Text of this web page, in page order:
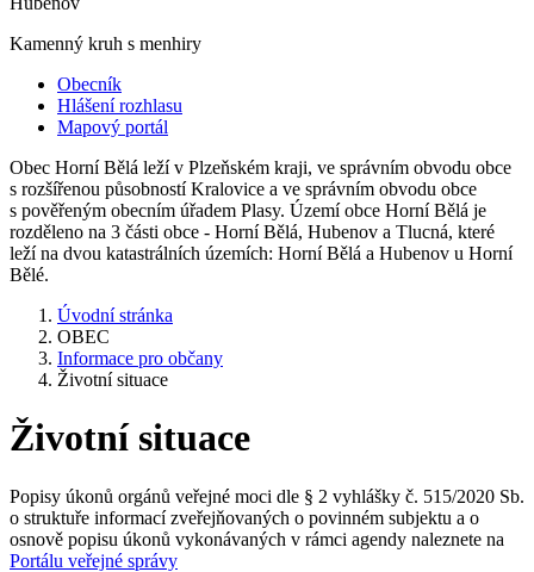
Kamenný kruh s menhiry
Obecník
Hlášení rozhlasu
Mapový portál
Obec Horní Bělá leží v Plzeňském kraji, ve správním obvodu obce
s rozšířenou působností Kralovice a ve správním obvodu obce
s pověřeným obecním úřadem Plasy. Území obce Horní Bělá je
rozděleno na 3 části obce - Horní Bělá, Hubenov a Tlucná, které
leží na dvou katastrálních územích: Horní Bělá a Hubenov u Horní
Bělé.
Úvodní stránka
OBEC
Informace pro občany
Životní situace
Životní situace
Popisy úkonů orgánů veřejné moci dle § 2 vyhlášky č. 515/2020 Sb.
o struktuře informací zveřejňovaných o povinném subjektu a o
osnově popisu úkonů vykonávaných v rámci agendy naleznete na
Portálu veřejné správy